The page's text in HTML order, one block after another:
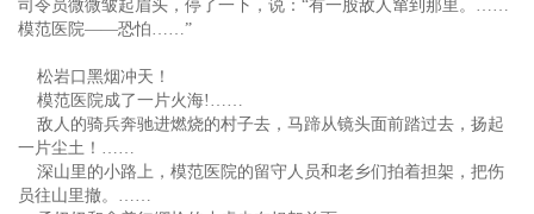
司令员微微皱起眉头，停了一下，说：“有一股敌人窜到那里。……
模范医院——恐怕……”
松岩口黑烟冲天！
模范医院成了一片火海!……
敌人的骑兵奔驰进燃烧的村子去，马蹄从镜头面前踏过去，扬起
一片尘土！……
深山里的小路上，模范医院的留守人员和老乡们拍着担架，把伤
员往山里撤。……